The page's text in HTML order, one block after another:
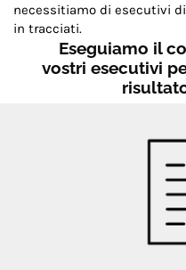
necessitiamo di esecutivi
in tracciati.
Eseguiamo il
vostri esecutivi